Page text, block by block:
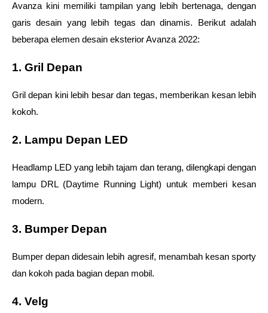
Avanza kini memiliki tampilan yang lebih bertenaga, dengan
garis desain yang lebih tegas dan dinamis. Berikut adalah
beberapa elemen desain eksterior Avanza 2022:
1. Gril Depan
Gril depan kini lebih besar dan tegas, memberikan kesan lebih
kokoh.
2. Lampu Depan LED
Headlamp LED yang lebih tajam dan terang, dilengkapi dengan
lampu DRL (Daytime Running Light) untuk memberi kesan
modern.
3. Bumper Depan
Bumper depan didesain lebih agresif, menambah kesan sporty
dan kokoh pada bagian depan mobil.
4. Velg